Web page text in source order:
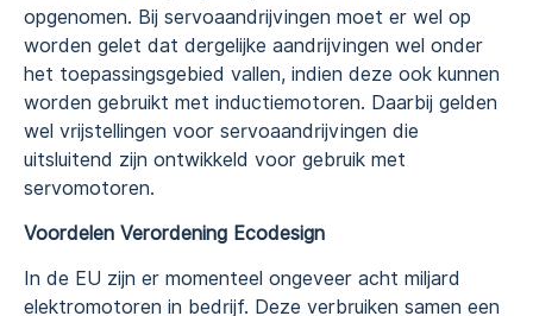
opgenomen. Bij servoaandrijvingen moet er wel op
worden gelet dat dergelijke aandrijvingen wel onder
het toepassingsgebied vallen, indien deze ook kunnen
worden gebruikt met inductiemotoren. Daarbij gelden
wel vrijstellingen voor servoaandrijvingen die
uitsluitend zijn ontwikkeld voor gebruik met
servomotoren.
Voordelen Verordening Ecodesign
In de EU zijn er momenteel ongeveer acht miljard
elektromotoren in bedrijf. Deze verbruiken samen een